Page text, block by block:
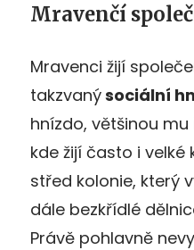
Mravenčí
Mravenci žijí
takzvanýsociální
hnízdo, většinou
kde žijí často i velké
střed kolonie, který
dále bezkřídlé
Právě pohlavně